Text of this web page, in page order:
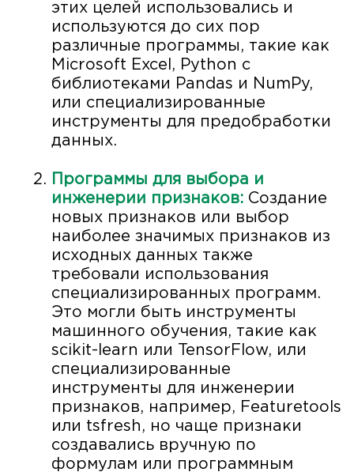
этих целей использовались и
используются до сих пор
различные программы, такие как
Microsoft Excel, Python с
библиотеками Pandas и NumPy,
или специализированные
инструменты для предобработки
данных.
Программы для выбора и
инженерии признаков: Создание
новых признаков или выбор
наиболее значимых признаков из
исходных данных также
требовали использования
специализированных программ.
Это могли быть инструменты
машинного обучения, такие как
scikit-learn или TensorFlow, или
специализированные
инструменты для инженерии
признаков, например, Featuretools
или tsfresh, но чаще признаки
создавались вручную по
формулам или программным